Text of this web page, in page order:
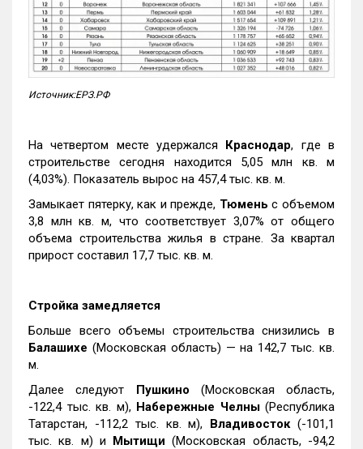
Источник:ЕРЗ.РФ
На четвертом месте удержался Краснодар, где в
строительстве сегодня находится 5,05 млн кв. м
(4,03%). Показатель вырос на 457,4 тыс. кв. м.
Замыкает пятерку, как и прежде, Тюмень с объемом
3,8 млн кв. м, что соответствует 3,07% от общего
объема строительства жилья в стране. За квартал
прирост составил 17,7 тыс. кв. м.
Стройка замедляется
Больше всего объемы строительства снизились в
Балашихе (Московская область) — на 142,7 тыс. кв.
м.
Далее следуют Пушкино (Московская область,
-122,4 тыс. кв. м), Набережные Челны(Республика
Татарстан, -112,2 тыс. кв. м), Владивосток(-101,1
тыс. кв. м) и Мытищи (Московская область, -94,2